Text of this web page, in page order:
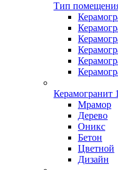
Тип
Керамогранит
Мрамор
Дерево
Оникс
Бетон
Цветной
Дизайн